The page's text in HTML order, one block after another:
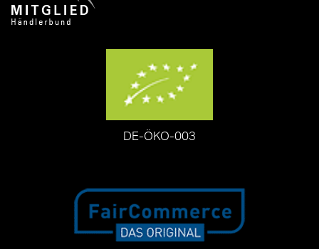
DE-ÖKO-003